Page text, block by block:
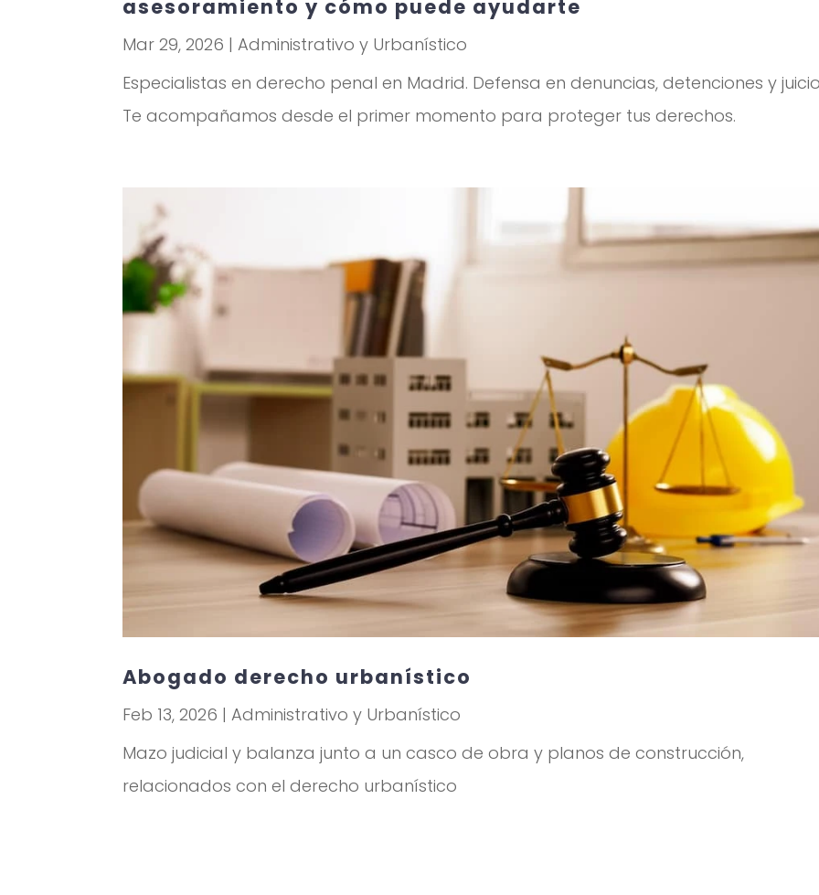
asesoramiento y cómo puede ayudarte
Mar 29, 2026 |Administrativo y Urbanístico
Especialistas en derecho penal en Madrid. Defensa en denuncias, detenciones y
Te acompañamos desde el primer momento para proteger tus derechos.
Abogado derecho urbanístico
Feb 13, 2026 |Administrativo y Urbanístico
Mazo judicial y balanza junto a un casco de obra y planos de construcción,
relacionados con el derecho urbanístico